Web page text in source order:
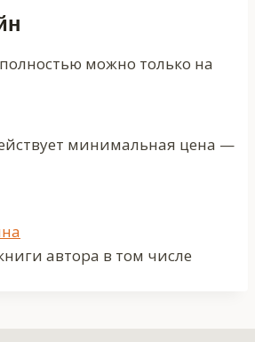
можно только на
минимальная цена —
автора в том числе